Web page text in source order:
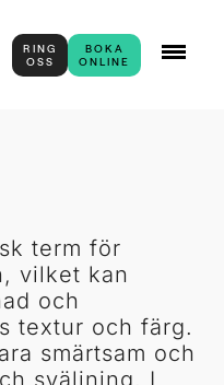
RING
OSS
BOKA
ONLINE
term för
vilket kan
och
textur och färg.
smärtsam och
sväljning. I